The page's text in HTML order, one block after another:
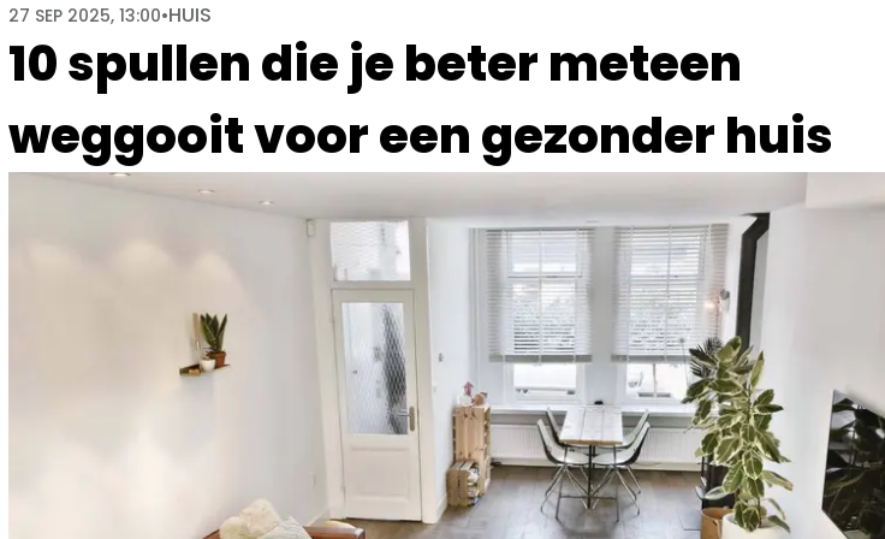
10 spullen die je beter meteen
weggooit voor een gezonder huis
27 SEP 2025, 13:00•HUIS